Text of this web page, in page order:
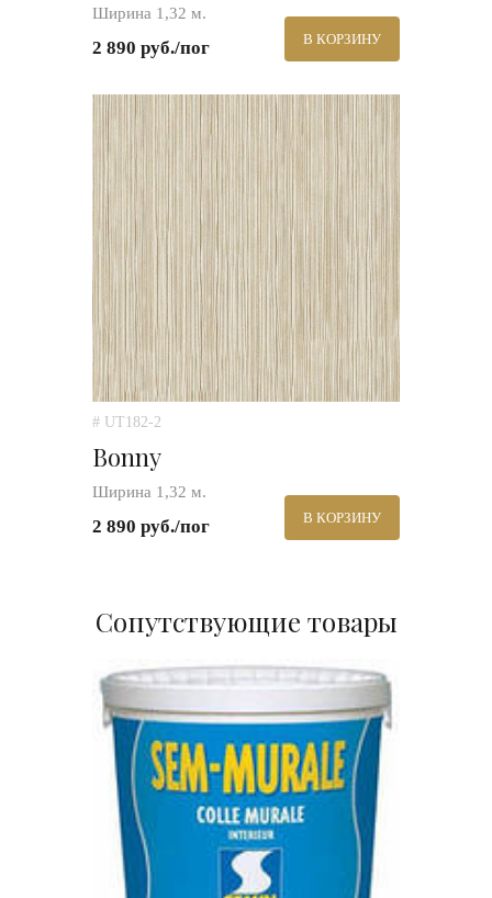
Ширина 1,32 м.
2 890 руб./пог В КОРЗИНУ
# UT182-2
Bonny
Ширина 1,32 м.
2 890 руб./пог В КОРЗИНУ
Сопутствующие товары